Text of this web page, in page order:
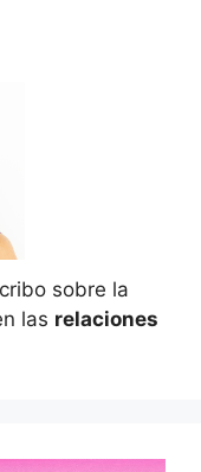
sobre la
las relaciones